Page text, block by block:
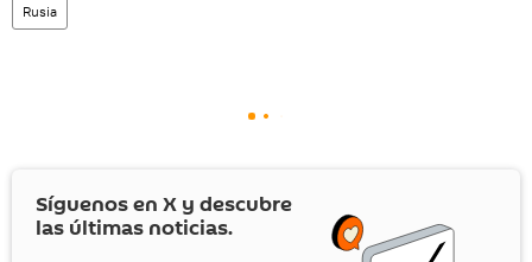
Rusia
Síguenos en X y descubre
las últimas noticias.